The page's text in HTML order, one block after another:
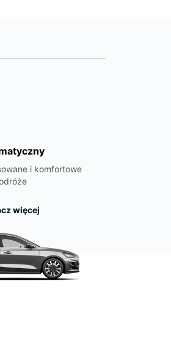
i komfortowe
więcej